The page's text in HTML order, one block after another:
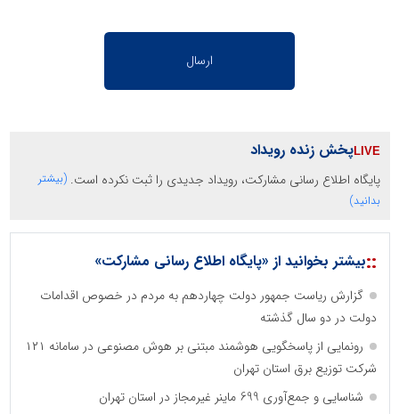
پخش زنده رویداد
پایگاه اطلاع رسانی مشارکت، رویداد جدیدی را ثبت نکرده است. (بیشتر
بدانید)
::بیشتر بخوانید از «پایگاه اطلاع رسانی مشارکت»
گزارش ریاست جمهور دولت چهاردهم به مردم در خصوص اقدامات
دولت در دو سال گذشته
رونمایی از پاسخگویی هوشمند مبتنی بر هوش مصنوعی در سامانه ۱۲۱
شرکت توزیع برق استان تهران
شناسایی و جمع‌آوری 699 ماینر غیرمجاز در استان تهران